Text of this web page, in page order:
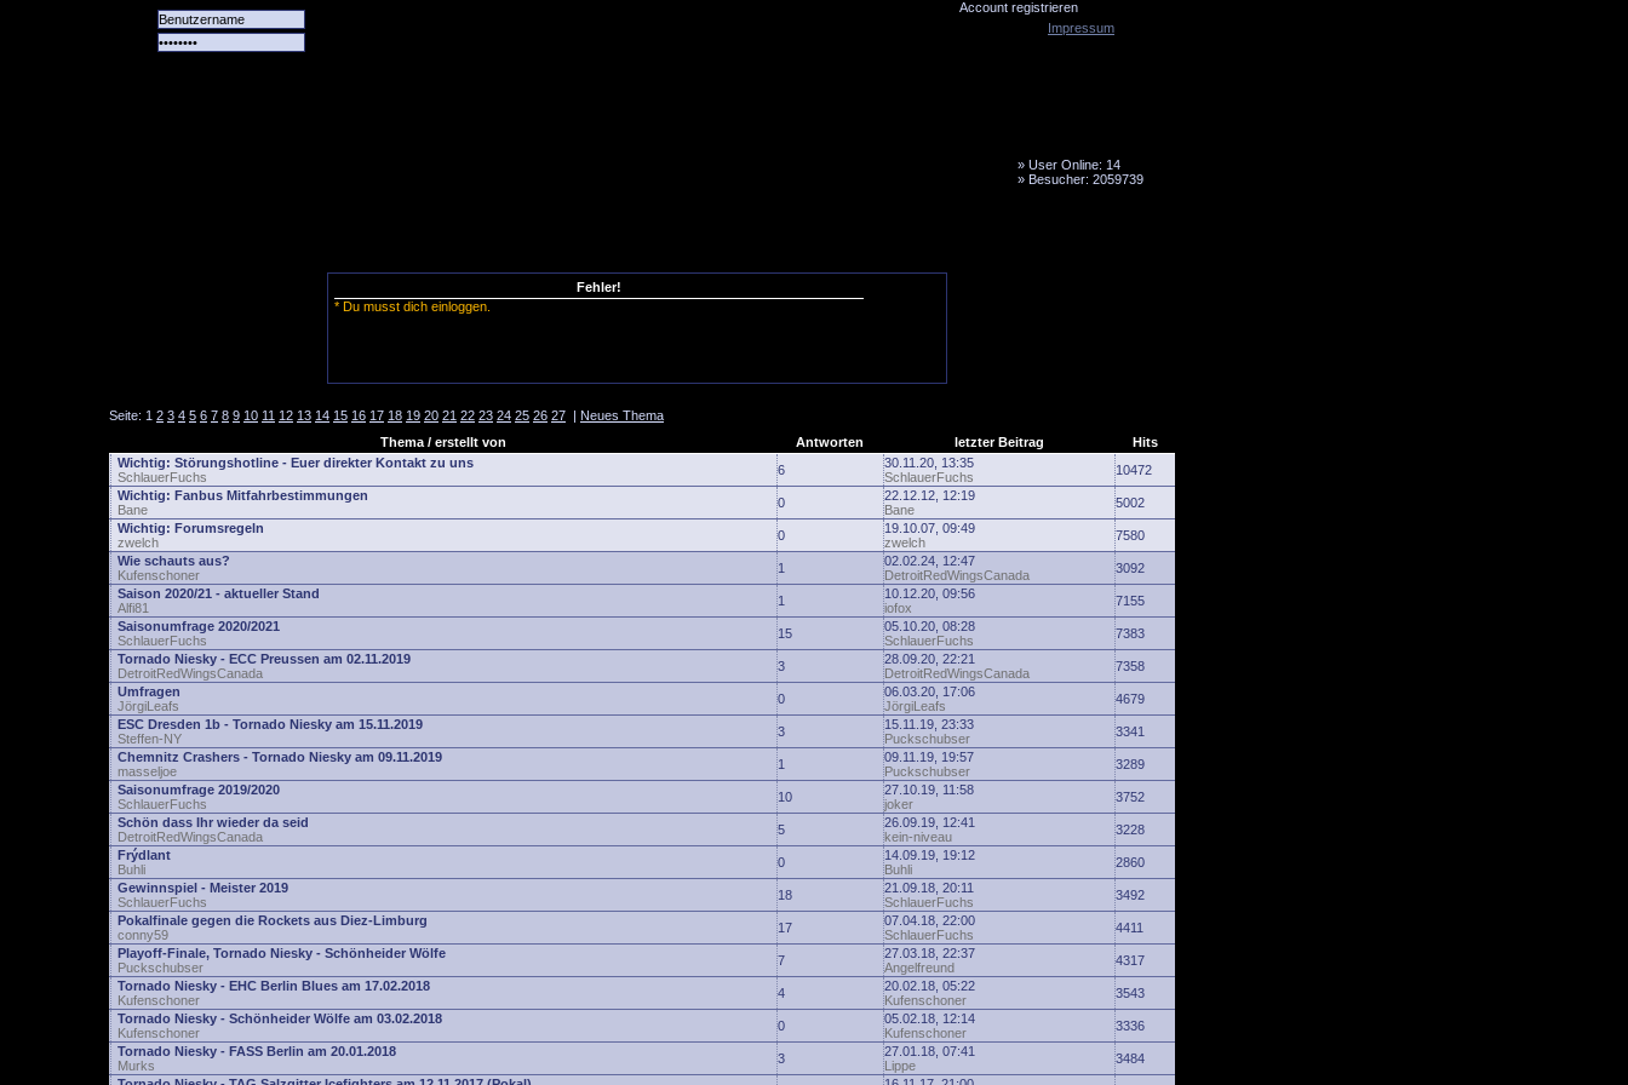
Account registrieren
» User Online: 14
» Besucher: 2059739
Fehler!
* Du musst dich einloggen.
Seite: 1 2 3 4 5 6 7 8 9 10 11 12 13 14 15 16 17 18 19 20 21 22 23 24 25 26 27 | Neues Thema
Thema / erstellt von
Antworten letzter Beitrag
Hits
Wichtig: Störungshotline - Euer direkter Kontakt zu uns
SchlauerFuchs
6
30.11.20, 13:35
SchlauerFuchs
10472
Wichtig: Fanbus Mitfahrbestimmungen
Bane
0
22.12.12, 12:19
Bane
5002
Wichtig: Forumsregeln
zwelch
0
19.10.07, 09:49
zwelch
7580
Wie schauts aus?
Kufenschoner
1
02.02.24, 12:47
DetroitRedWingsCanada
3092
Saison 2020/21 - aktueller Stand
Alfi81
1
10.12.20, 09:56
iofox
7155
Saisonumfrage 2020/2021
SchlauerFuchs
15
05.10.20, 08:28
SchlauerFuchs
7383
Tornado Niesky - ECC Preussen am 02.11.2019
DetroitRedWingsCanada
3
28.09.20, 22:21
DetroitRedWingsCanada
7358
Umfragen
JörgiLeafs
0
06.03.20, 17:06
JörgiLeafs
4679
ESC Dresden 1b - Tornado Niesky am 15.11.2019
Steffen-NY
3
15.11.19, 23:33
Puckschubser
3341
Chemnitz Crashers - Tornado Niesky am 09.11.2019
masseljoe
1
09.11.19, 19:57
Puckschubser
3289
Saisonumfrage 2019/2020
SchlauerFuchs
10
27.10.19, 11:58
joker
3752
Schön dass Ihr wieder da seid
DetroitRedWingsCanada
5
26.09.19, 12:41
kein-niveau
3228
Frýdlant
Buhli
0
14.09.19, 19:12
Buhli
2860
Gewinnspiel - Meister 2019
SchlauerFuchs
18
21.09.18, 20:11
SchlauerFuchs
3492
Pokalfinale gegen die Rockets aus Diez-Limburg
conny59
17
07.04.18, 22:00
SchlauerFuchs
4411
Playoff-Finale, Tornado Niesky - Schönheider Wölfe
Puckschubser
7
27.03.18, 22:37
Angelfreund
4317
Tornado Niesky - EHC Berlin Blues am 17.02.2018
Kufenschoner
4
20.02.18, 05:22
Kufenschoner
3543
Tornado Niesky - Schönheider Wölfe am 03.02.2018
Kufenschoner
0
05.02.18, 12:14
Kufenschoner
3336
Tornado Niesky - FASS Berlin am 20.01.2018
Murks
3
27.01.18, 07:41
Lippe
3484
Impressum